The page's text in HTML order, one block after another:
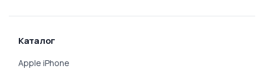
Каталог
Apple iPhone